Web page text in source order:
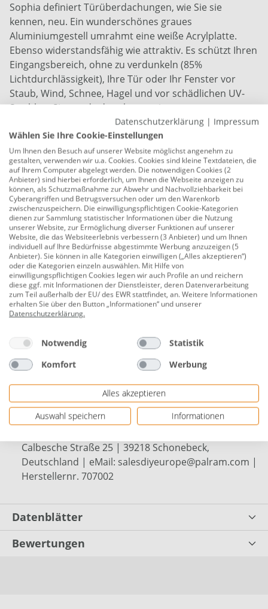
Sophia definiert Türüberdachungen, wie Sie sie
kennen, neu. Ein wunderschönes graues
Aluminiumgestell umrahmt eine weiße Acrylplatte.
Ebenso widerstandsfähig wie attraktiv. Es schützt Ihren
Eingangsbereich, ohne zu verdunkeln (85%
Lichtdurchlässigkeit), Ihre Tür oder Ihr Fenster vor
Staub, Wind, Schnee, Hagel und vor schädlichen UV-
Strahlen. Sie wurde dazu konstruiert rauen
Wetterbedingungen standzuhalten und das über Jahre
hinweg. Die äußerst belastbare Türmarkise ist einfach
zu montieren. Das Schraubenlose System verhindert
das Eindringen von Tau und Regen.
Breite: 160 cm
Ausladung: 95 cm
Höhe: 17 cm
Material Träger: Aluminium
Oberfläche: pulverbeschichtet
Farbe: anthrazit
Material Eindeckung: Acrylplatten
Windlast: 120 km/h
Schneelast: 180 kg/m²
Weitere Eigenschaften: langlebig, stabil
Calbesche Straße 25 | 39218 Schonebeck,
Deutschland | eMail: salesdiyeurope@palram.com |
Herstellernr. 707002
Datenblätter
Bewertungen
Datenschutzerklärung | Impressum
Wählen Sie Ihre Cookie-Einstellungen
Um Ihnen den Besuch auf unserer Website möglichst angenehm zu
gestalten, verwenden wir u.a. Cookies. Cookies sind kleine Textdateien, die
auf Ihrem Computer abgelegt werden. Die notwendigen Cookies (2
Anbieter) sind hierbei erforderlich, um Ihnen die Webseite anzeigen zu
können, als Schutzmaßnahme zur Abwehr und Nachvollziehbarkeit bei
Cyberangriffen und Betrugsversuchen oder um den Warenkorb
zwischenzuspeichern. Die einwilligungspflichtigen Cookie-Kategorien
dienen zur Sammlung statistischer Informationen über die Nutzung
unserer Website, zur Ermöglichung diverser Funktionen auf unserer
Website, die das Websiteerlebnis verbessern (3 Anbieter) und um Ihnen
individuell auf Ihre Bedürfnisse abgestimmte Werbung anzuzeigen (5
Anbieter). Sie können in alle Kategorien einwilligen („Alles akzeptieren“)
oder die Kategorien einzeln auswählen. Mit Hilfe von
einwilligungspflichtigen Cookies legen wir auch Profile an und reichern
diese ggf. mit Informationen der Dienstleister, deren Datenverarbeitung
zum Teil außerhalb der EU/ des EWR stattfindet, an. Weitere Informationen
erhalten Sie über den Button „Informationen“ und unserer
Datenschutzerklärung.
Notwendig
Statistik
Komfort
Werbung
Alles akzeptieren
Auswahl speichern
Informationen